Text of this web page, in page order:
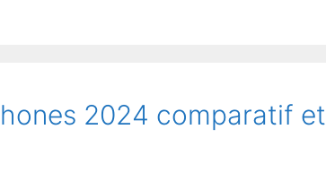
2024 comparatif et